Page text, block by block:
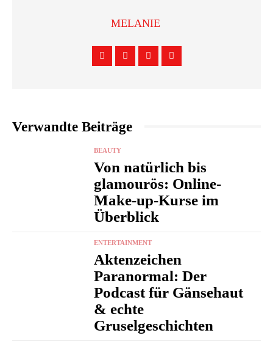
MELANIE
Verwandte Beiträge
BEAUTY
Von natürlich bis
glamourös: Online-
Make-up-Kurse im
Überblick
ENTERTAINMENT
Aktenzeichen
Paranormal: Der
Podcast für Gänsehaut
& echte
Gruselgeschichten